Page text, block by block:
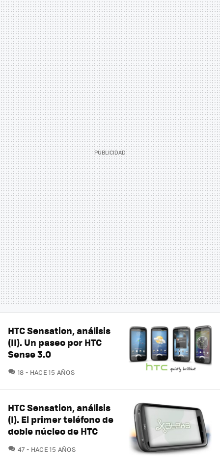
HTC Sensation, análisis
(II). Un paseo por HTC
Sense 3.0
18 COMENTARIOS
HACE 15 AÑOS
HTC Sensation, análisis
(I). El primer teléfono de
doble núcleo de HTC
47COMENTARIOS
HACE 15 AÑOS